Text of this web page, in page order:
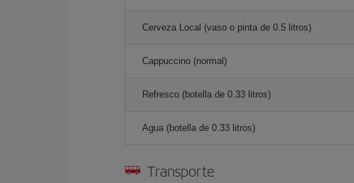
Cerveza Local (vaso o pinta de 0.5 litros)
Cappuccino (normal)
Refresco (botella de 0.33 litros)
Agua (botella de 0.33 litros)
Transporte